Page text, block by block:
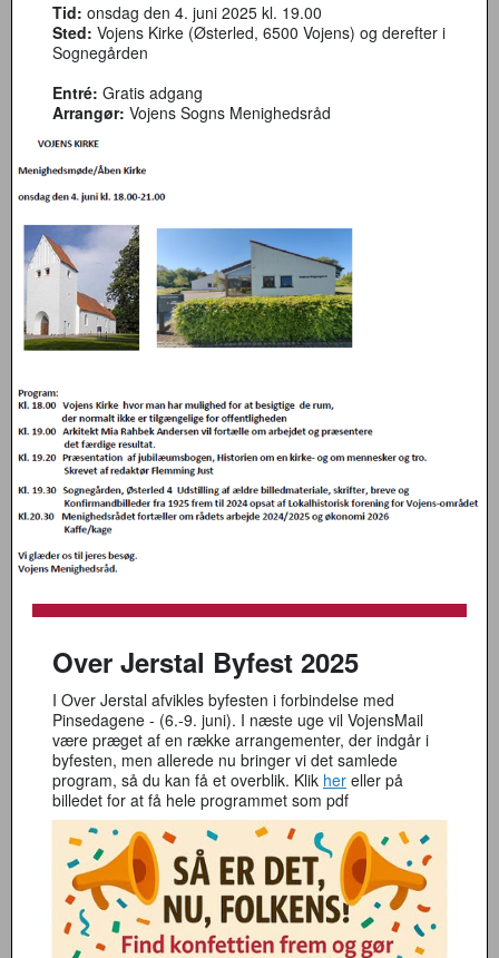
Tid: onsdag den 4. juni 2025 kl. 19.00
Sted: Vojens Kirke (Østerled, 6500 Vojens) og derefter i
Sognegården
Entré: Gratis adgang
Arrangør: Vojens Sogns Menighedsråd
Over Jerstal Byfest 2025
I Over Jerstal afvikles byfesten i forbindelse med
Pinsedagene - (6.-9. juni). I næste uge vil VojensMail
være præget af en række arrangementer, der indgår i
byfesten, men allerede nu bringer vi det samlede
program, så du kan få et overblik. Klik her eller på
billedet for at få hele programmet som pdf